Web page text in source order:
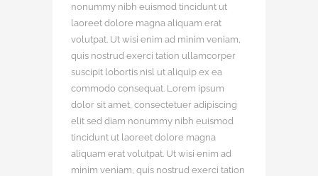
nonummy nibh euismod tincidunt ut
laoreet dolore magna aliquam erat
volutpat. Ut wisi enim ad minim veniam,
quis nostrud exerci tation ullamcorper
suscipit lobortis nisl ut aliquip ex ea
commodo consequat. Lorem ipsum
dolor sit amet, consectetuer adipiscing
elit sed diam nonummy nibh euismod
tincidunt ut laoreet dolore magna
aliquam erat volutpat. Ut wisi enim ad
minim veniam, quis nostrud exerci tation